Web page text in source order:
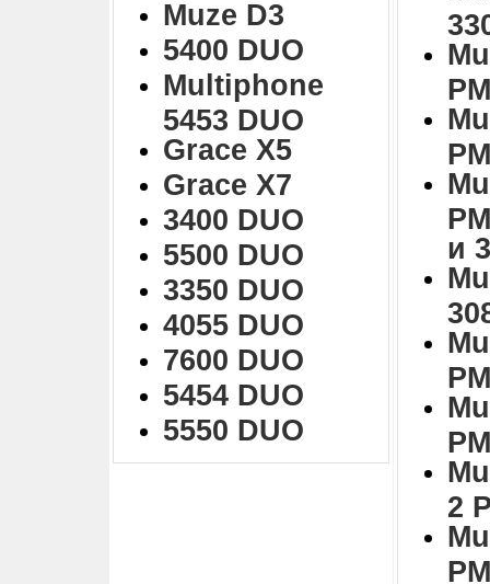
Muze D3
5400 DUO
Multiphone
5453 DUO
Grace X5
Grace X7
3400 DUO
5500 DUO
3350 DUO
4055 DUO
7600 DUO
5454 DUO
5550 DUO
и
2